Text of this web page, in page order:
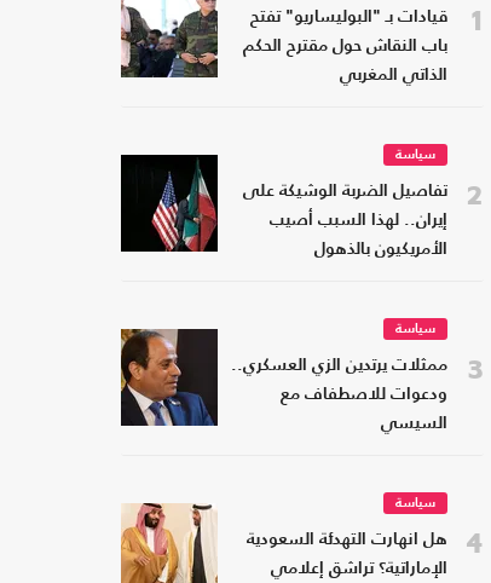
1
قيادات بـ "البوليساريو" تفتح
باب النقاش حول مقترح الحكم
الذاتي المغربي
2
سياسة
تفاصيل الضربة الوشيكة على
إيران.. لهذا السبب أصيب
الأمريكيون بالذهول
3
سياسة
ممثلات يرتدين الزي العسكري..
ودعوات للاصطفاف مع
السيسي
4
سياسة
هل انهارت التهدئة السعودية
الإماراتية؟ تراشق إعلامي